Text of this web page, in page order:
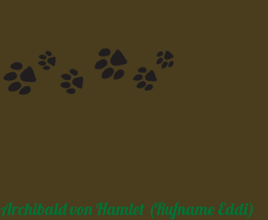
Archibald von Hamlet (Rufname Eddi)